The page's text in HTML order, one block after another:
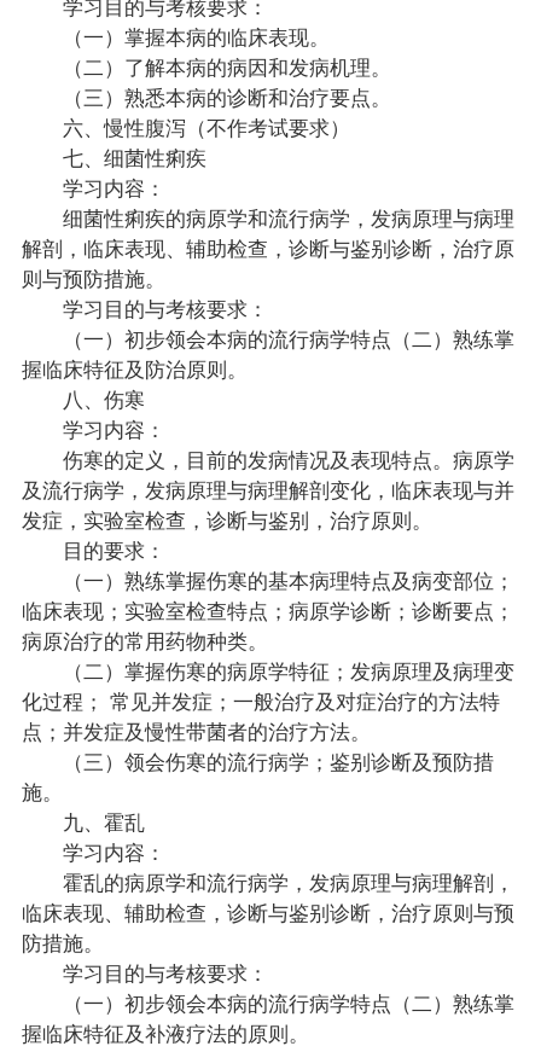
（一）掌握本病的临床表现。
（二）了解本病的病因和发病机理。
（三）熟悉本病的诊断和治疗要点。
六、慢性腹泻（不作考试要求）
七、细菌性痢疾
学习内容：
细菌性痢疾的病原学和流行病学，发病原理与病理
解剖，临床表现、辅助检查，诊断与鉴别诊断，治疗原
则与预防措施。
学习目的与考核要求：
（一）初步领会本病的流行病学特点（二）熟练掌
握临床特征及防治原则。
八、伤寒
学习内容：
伤寒的定义，目前的发病情况及表现特点。病原学
及流行病学，发病原理与病理解剖变化，临床表现与并
发症，实验室检查，诊断与鉴别，治疗原则。
目的要求：
（一）熟练掌握伤寒的基本病理特点及病变部位；
临床表现；实验室检查特点；病原学诊断；诊断要点；
病原治疗的常用药物种类。
（二）掌握伤寒的病原学特征；发病原理及病理变
化过程； 常见并发症；一般治疗及对症治疗的方法特
点；并发症及慢性带菌者的治疗方法。
（三）领会伤寒的流行病学；鉴别诊断及预防措
施。
九、霍乱
学习内容：
霍乱的病原学和流行病学，发病原理与病理解剖，
临床表现、辅助检查，诊断与鉴别诊断，治疗原则与预
防措施。
学习目的与考核要求：
（一）初步领会本病的流行病学特点（二）熟练掌
握临床特征及补液疗法的原则。